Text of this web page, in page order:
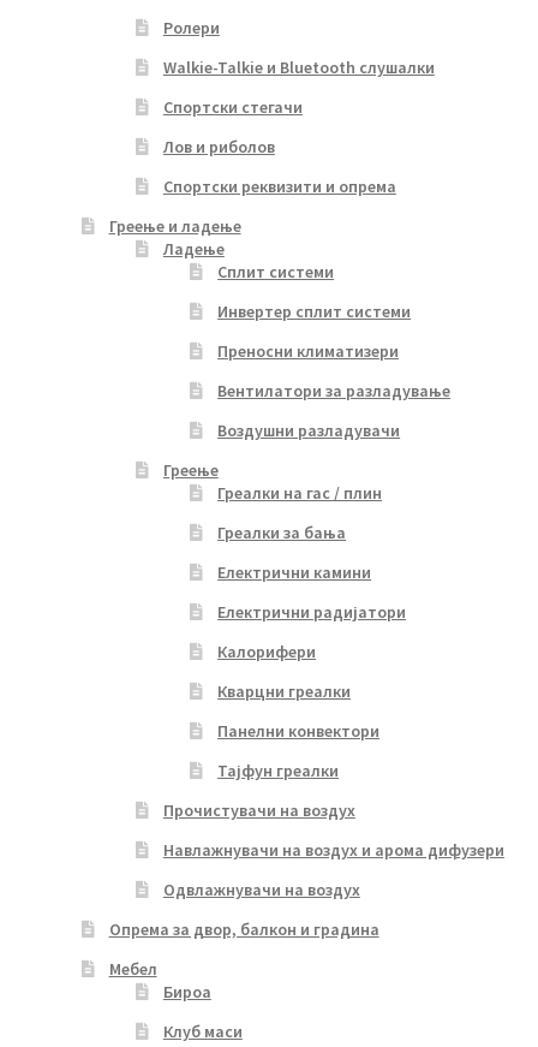
Ролери
Walkie-Talkie и Bluetooth слушалки
Спортски стегачи
Лов и риболов
Спортски реквизити и опрема
Греење и ладење
Ладење
Сплит системи
Инвертер сплит системи
Преносни климатизери
Вентилатори за разладување
Воздушни разладувачи
Греење
Греалки на гас / плин
Греалки за бања
Електрични камини
Електрични радијатори
Калорифери
Кварцни греалки
Панелни конвектори
Тајфун греалки
Прочистувачи на воздух
Навлажнувачи на воздух и арома дифузери
Одвлажнувачи на воздух
Опрема за двор, балкон и градина
Мебел
Бироа
Клуб маси